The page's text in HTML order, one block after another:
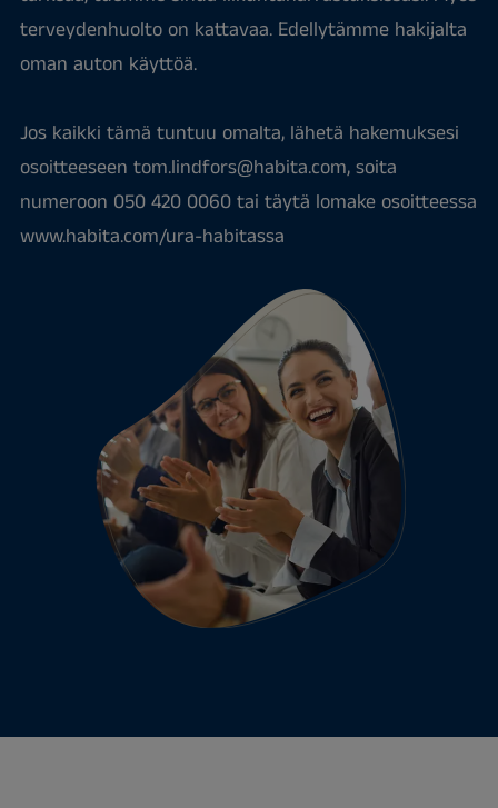
terveydenhuolto on kattavaa. Edellytämme hakijalta
oman auton käyttöä.
Jos kaikki tämä tuntuu omalta, lähetä hakemuksesi
osoitteeseen tom.lindfors@habita.com, soita
numeroon 050 420 0060 tai täytä lomake osoitteessa
www.habita.com/ura-habitassa